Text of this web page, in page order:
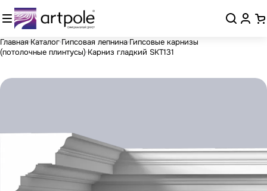
Главная Каталог Гипсовая лепнина Гипсовые карнизы
(потолочные плинтусы) Карниз гладкий SKT131